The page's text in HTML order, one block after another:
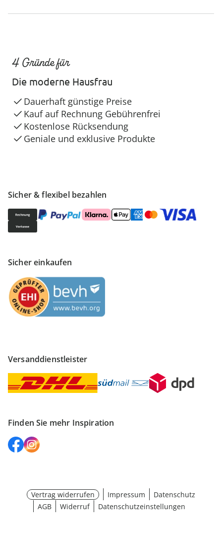
Sicher & flexibel bezahlen
Sicher einkaufen
Versanddienstleister
Finden Sie mehr Inspiration
4 Gründe für
Die moderne Hausfrau
Dauerhaft günstige Preise
Kauf auf Rechnung Gebührenfrei
Kostenlose Rücksendung
Geniale und exklusive Produkte
Vertrag widerrufen Impressum
Datenschutz
AGB
Widerruf Datenschutzeinstellungen